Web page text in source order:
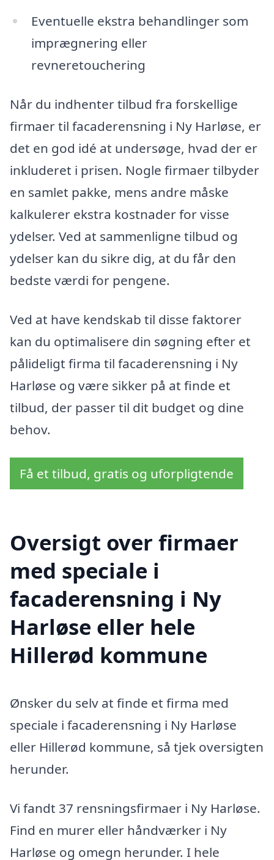
Eventuelle ekstra behandlinger som
imprægnering eller
revneretouchering
Når du indhenter tilbud fra forskellige
firmaer til facaderensning i Ny Harløse, er
det en god idé at undersøge, hvad der er
inkluderet i prisen. Nogle firmaer tilbyder
en samlet pakke, mens andre måske
kalkulerer ekstra kostnader for visse
ydelser. Ved at sammenligne tilbud og
ydelser kan du sikre dig, at du får den
bedste værdi for pengene.
Ved at have kendskab til disse faktorer
kan du optimalisere din søgning efter et
pålideligt firma til facaderensning i Ny
Harløse og være sikker på at finde et
tilbud, der passer til dit budget og dine
behov.
Få et tilbud, gratis og uforpligtende
Oversigt over firmaer
med speciale i
facaderensning i Ny
Harløse eller hele
Hillerød kommune
Ønsker du selv at finde et firma med
speciale i facaderensning i Ny Harløse
eller Hillerød kommune, så tjek oversigten
herunder.
Vi fandt 37 rensningsfirmaer i Ny Harløse.
Find en murer eller håndværker i Ny
Harløse og omegn herunder. I hele